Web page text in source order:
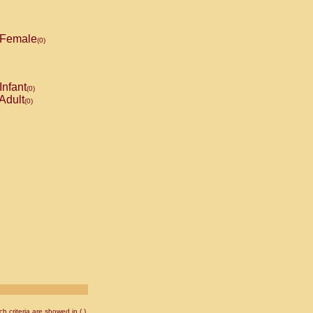
Female(0)
Infant(0)
(0)
criteria are showed in ( ).